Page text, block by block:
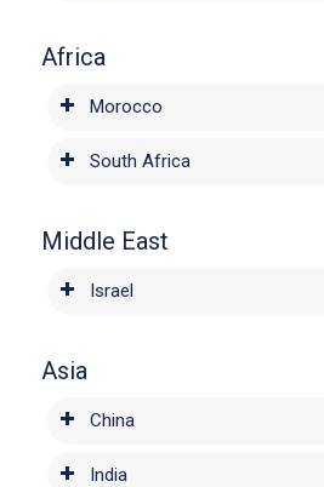
Africa
Morocco
South Africa
Middle East
Israel
Asia
China
India